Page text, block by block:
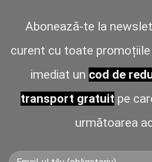
Abonează-te la
curent cu toate promoțiile
imediat un cod de
transport gratuit pe
următoarea